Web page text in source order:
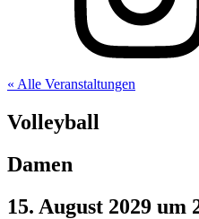
« Alle Veranstaltungen
Volleyball
Damen
15. August 2029 um